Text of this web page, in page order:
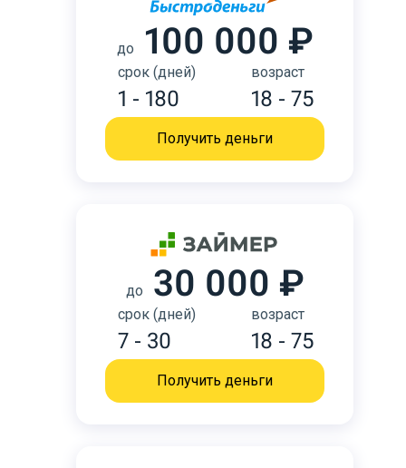
до 100 000 ₽
срок (дней)
1 - 180
возраст
18 - 75
Получить деньги
до 30 000 ₽
срок (дней)
7 - 30
возраст
18 - 75
Получить деньги